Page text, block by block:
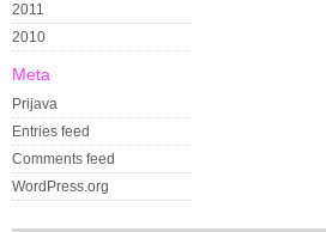
2011
2010
Meta
Prijava
Entries feed
Comments feed
WordPress.org